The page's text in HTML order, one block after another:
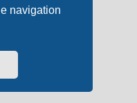
navigation